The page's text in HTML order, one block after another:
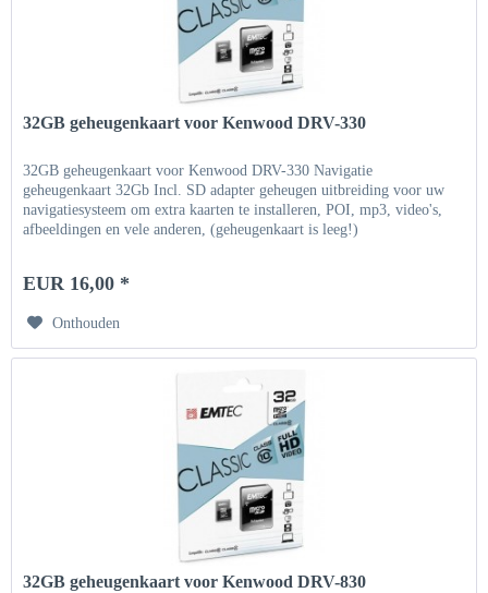
32GB geheugenkaart voor Kenwood DRV-330
32GB geheugenkaart voor Kenwood DRV-330 Navigatie
geheugenkaart 32Gb Incl. SD adapter geheugen uitbreiding voor uw
navigatiesysteem om extra kaarten te installeren, POI, mp3, video's,
afbeeldingen en vele anderen, (geheugenkaart is leeg!)
EUR 16,00 *
Onthouden
32GB geheugenkaart voor Kenwood DRV-830